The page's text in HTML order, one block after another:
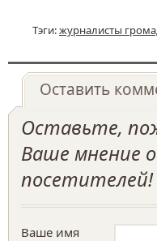
Тэги:журналисты
Оставить
Оставьте,
Ваше мнение
посетителей!
Ваше имя